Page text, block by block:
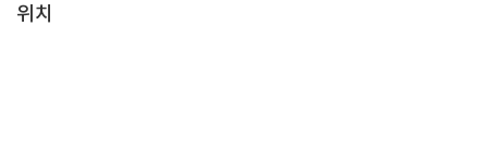
위치